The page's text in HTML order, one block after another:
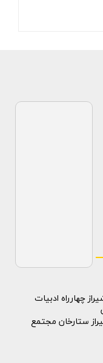
چهارراه ادبیات
ستارخان مجتمع